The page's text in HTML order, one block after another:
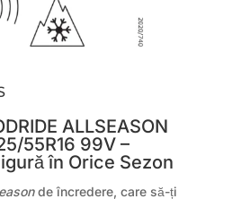
ALLSEASON
55R16 99V –
în Orice Sezon
de încredere, care să-ți